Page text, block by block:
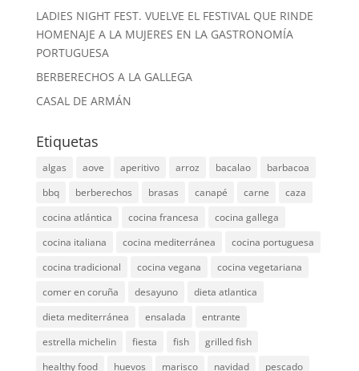
LADIES NIGHT FEST. VUELVE EL FESTIVAL QUE RINDE
HOMENAJE A LA MUJERES EN LA GASTRONOMÍA
PORTUGUESA
BERBERECHOS A LA GALLEGA
CASAL DE ARMÁN
Etiquetas
algas aove aperitivo arroz bacalao
barbacoa
bbq
berberechos brasas canapé carne
caza
cocina atlántica
cocina francesa
cocina gallega
cocina italiana
cocina mediterránea
cocina portuguesa
cocina tradicional
cocina vegana
cocina vegetariana
comer en coruña
desayuno
dieta atlantica
dieta mediterránea
ensalada
entrante
estrella michelin
fiesta fish
grilled fish
healthy food
huevos marisco navidad
pescado